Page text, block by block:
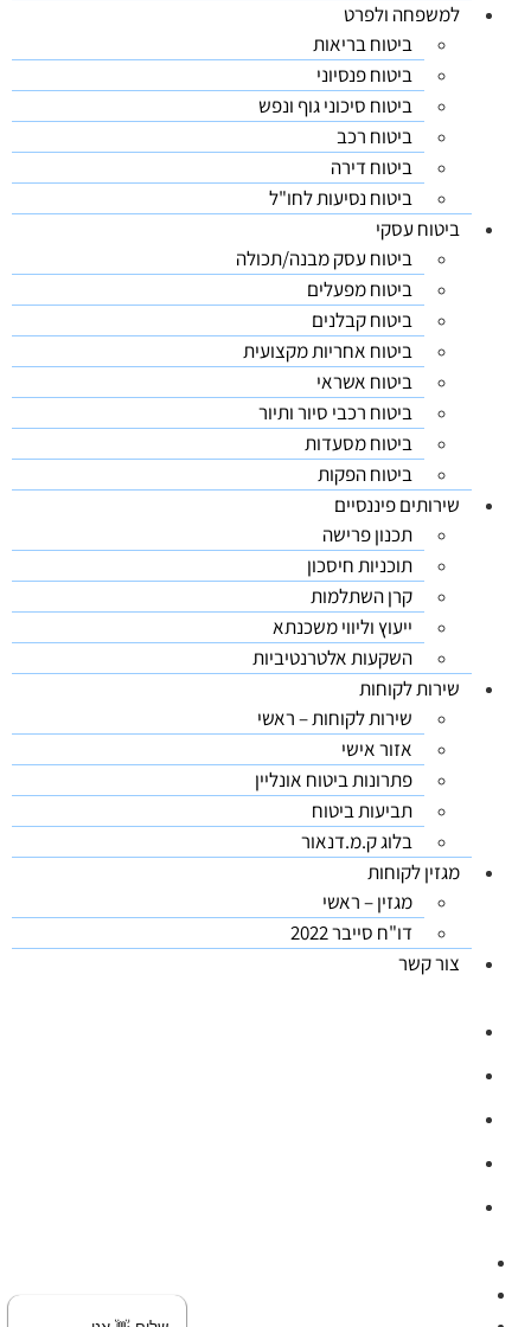
למשפחה ולפרט
ביטוח בריאות
ביטוח פנסיוני
ביטוח סיכוני גוף ונפש
ביטוח רכב
ביטוח דירה
ביטוח נסיעות לחו"ל
ביטוח עסקי
ביטוח עסק מבנה/תכולה
ביטוח מפעלים
ביטוח קבלנים
ביטוח אחריות מקצועית
ביטוח אשראי
ביטוח רכבי סיור ותיור
ביטוח מסעדות
ביטוח הפקות
שירותים פיננסיים
תכנון פרישה
תוכניות חיסכון
קרן השתלמות
ייעוץ וליווי משכנתא
השקעות אלטרנטיביות
שירות לקוחות
שירות לקוחות – ראשי
אזור אישי
פתרונות ביטוח אונליין
תביעות ביטוח
בלוג ק.מ.דנאור
מגזין לקוחות
מגזין – ראשי
דו"ח סייבר 2022
צור קשר